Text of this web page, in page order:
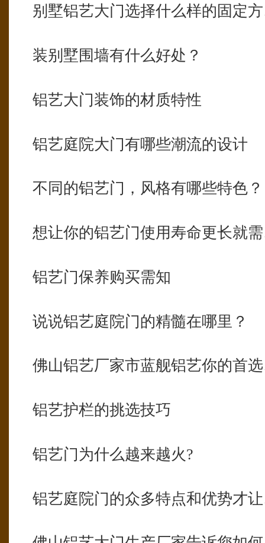
别墅铝艺大门选择什么样的固定
装别墅围墙有什么好处？
铝艺大门装饰的材质特性
铝艺庭院大门有哪些潮流的设计
不同的铝艺门，风格有哪些特色？
想让你的铝艺门使用寿命更长就
铝艺门保养购买需知
说说铝艺庭院门的精髓在哪里？
佛山铝艺厂家市蓝舰铝艺你的首
铝艺护栏的挑选技巧
铝艺门为什么越来越火?
铝艺庭院门的众多特点和优势才